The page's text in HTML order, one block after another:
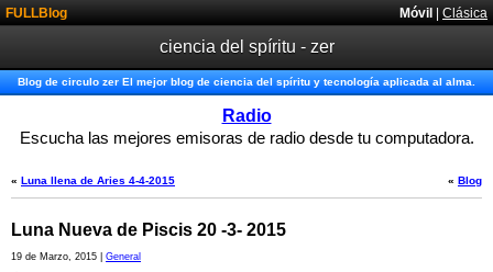
Móvil | Clásica
FULLBlog
ciencia del spíritu - zer
Blog de circulo zer El mejor blog de ciencia del spíritu y tecnología aplicada al alma.
Radio
Escucha las mejores emisoras de radio desde tu computadora.
« Blog
« Luna llena de Aries 4-4-2015
Luna Nueva de Piscis 20 -3- 2015
19 de Marzo, 2015 | General